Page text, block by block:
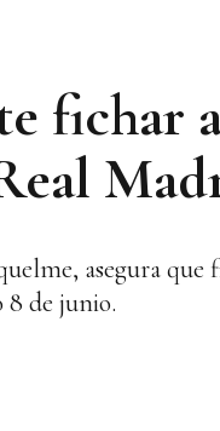
fichar
asegura
8 de junio.